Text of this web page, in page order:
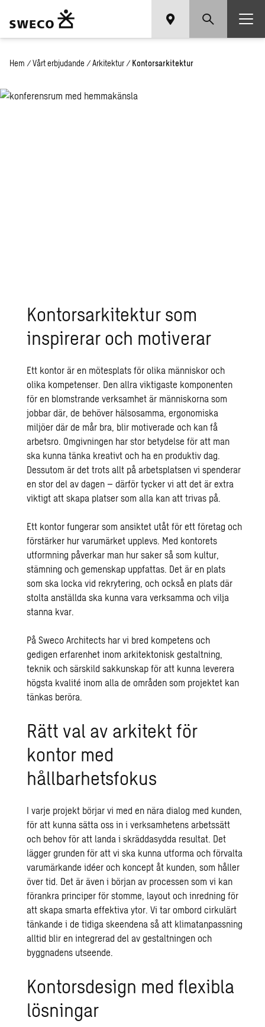
Hem / Vårt erbjudande / Arkitektur / Kontorsarkitektur
Kontorsarkitektur som
inspirerar och motiverar
Ett kontor är en mötesplats för olika människor och
olika kompetenser. Den allra viktigaste komponenten
för en blomstrande verksamhet är människorna som
jobbar där, de behöver hälsosamma, ergonomiska
miljöer där de mår bra, blir motiverade och kan få
arbetsro. Omgivningen har stor betydelse för att man
ska kunna tänka kreativt och ha en produktiv dag.
Dessutom är det trots allt på arbetsplatsen vi spenderar
en stor del av dagen – därför tycker vi att det är extra
viktigt att skapa platser som alla kan att trivas på.
Ett kontor fungerar som ansiktet utåt för ett företag och
förstärker hur varumärket upplevs. Med kontorets
utformning påverkar man hur saker så som kultur,
stämning och gemenskap uppfattas. Det är en plats
som ska locka vid rekrytering, och också en plats där
stolta anställda ska kunna vara verksamma och vilja
stanna kvar.
På Sweco Architects har vi bred kompetens och
gedigen erfarenhet inom arkitektonisk gestaltning,
teknik och särskild sakkunskap för att kunna leverera
högsta kvalité inom alla de områden som projektet kan
tänkas beröra.
Rätt val av arkitekt för
kontor med
hållbarhetsfokus
I varje projekt börjar vi med en nära dialog med kunden,
för att kunna sätta oss in i verksamhetens arbetssätt
och behov för att landa i skräddasydda resultat. Det
lägger grunden för att vi ska kunna utforma och förvalta
varumärkande idéer och koncept åt kunden, som håller
över tid. Det är även i början av processen som vi kan
förankra principer för stomme, layout och inredning för
att skapa smarta effektiva ytor. Vi tar ombord cirkulärt
tänkande i de tidiga skeendena så att klimatanpassning
alltid blir en integrerad del av gestaltningen och
byggnadens utseende.
Kontorsdesign med flexibla
lösningar